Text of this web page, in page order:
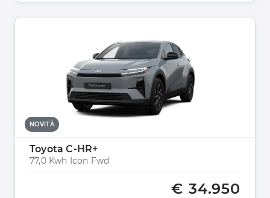
NOVITÀ
Toyota C-HR+
77,0 Kwh Icon Fwd
€ 34.950